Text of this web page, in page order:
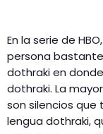
En la serie de
persona
dothraki en
dothraki. La
son silencios
lengua dothraki,